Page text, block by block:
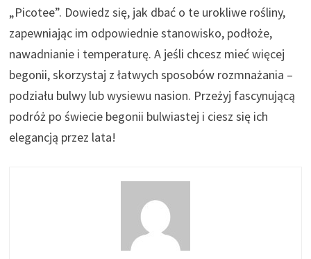
„Picotee”. Dowiedz się, jak dbać o te urokliwe rośliny,
zapewniając im odpowiednie stanowisko, podłoże,
nawadnianie i temperaturę. A jeśli chcesz mieć więcej
begonii, skorzystaj z łatwych sposobów rozmnażania –
podziału bulwy lub wysiewu nasion. Przeżyj fascynującą
podróż po świecie begonii bulwiastej i ciesz się ich
elegancją przez lata!